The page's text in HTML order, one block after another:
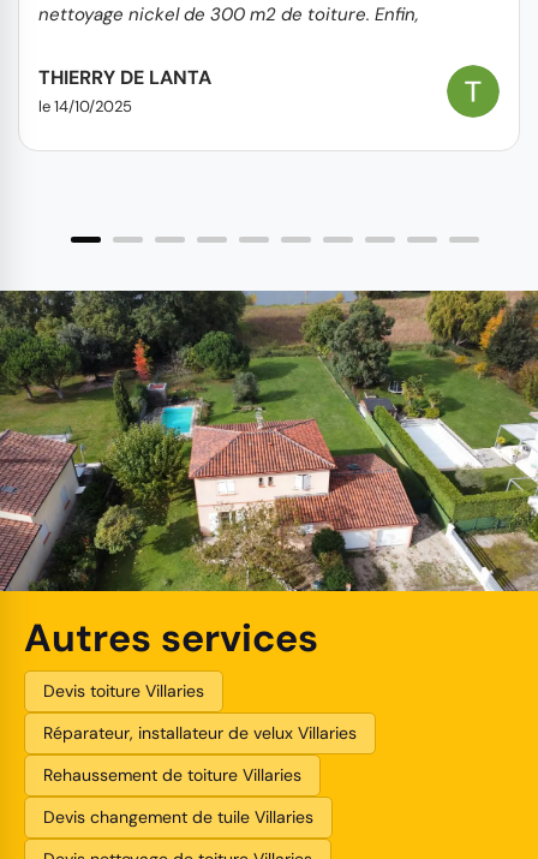
nettoyage nickel de 300 m2 de toiture. Enfin,
coût/prestation est très correct. Je recommande
sans hésitation.
THIERRY DE LANTA
le 14/10/2025
Autres services
Devis toiture Villaries
Réparateur, installateur de velux Villaries
Rehaussement de toiture Villaries
Devis changement de tuile Villaries